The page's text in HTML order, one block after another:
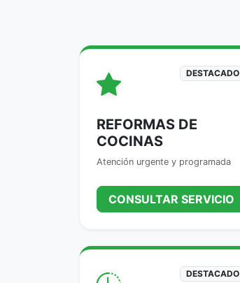
DESTACADO
REFORMAS DE
COCINAS
Atención urgente y programada
CONSULTAR SERVICIO
DESTACADO